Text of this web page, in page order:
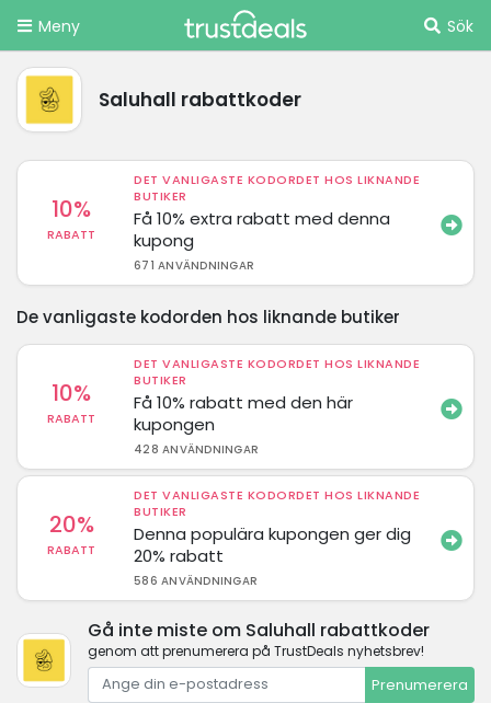
Meny Sök
Saluhall rabattkoder
10%
RABATT
DET VANLIGASTE KODORDET HOS LIKNANDE
BUTIKER
Få 10% extra rabatt med denna
kupong
671 ANVÄNDNINGAR
De vanligaste kodorden hos liknande butiker
10%
RABATT
DET VANLIGASTE KODORDET HOS LIKNANDE
BUTIKER
Få 10% rabatt med den här
kupongen
428 ANVÄNDNINGAR
20%
RABATT
DET VANLIGASTE KODORDET HOS LIKNANDE
BUTIKER
Denna populära kupongen ger dig
20% rabatt
586 ANVÄNDNINGAR
Gå inte miste om Saluhall rabattkoder
genom att prenumerera på TrustDeals nyhetsbrev!
Prenumerera